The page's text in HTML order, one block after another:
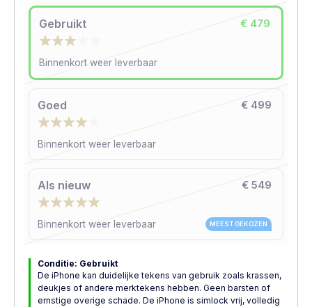
Gebruikt € 479
Binnenkort weer leverbaar
Goed € 499
Binnenkort weer leverbaar
Als nieuw
MEEST GEKOZEN
€ 549
Binnenkort weer leverbaar
Conditie: Gebruikt
De iPhone kan duidelijke tekens van gebruik zoals krassen,
deukjes of andere merktekens hebben. Geen barsten of
ernstige overige schade. De iPhone is simlock vrij, volledig